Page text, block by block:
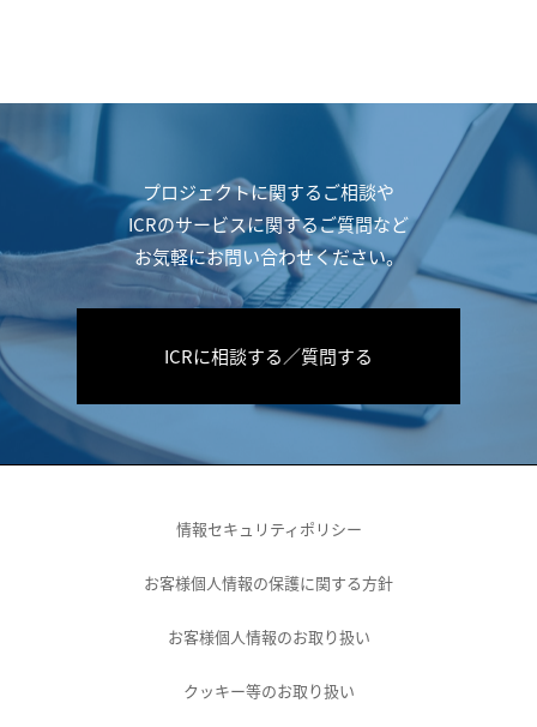
プロジェクトに関するご相談や
ICRのサービスに関するご質問など
お気軽にお問い合わせください。
ICRに相談する／質問する
情報セキュリティポリシー
お客様個人情報の保護に関する方針
お客様個人情報のお取り扱い
クッキー等のお取り扱い